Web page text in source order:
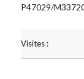
P47029/
Visites :